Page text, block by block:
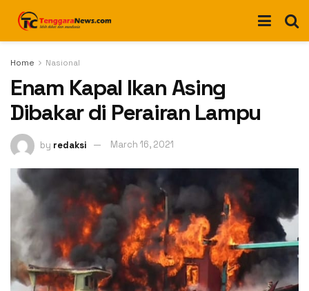
Home Nasional
Enam Kapal Ikan Asing
Dibakar di Perairan Lampu
by redaksi March 16, 2021